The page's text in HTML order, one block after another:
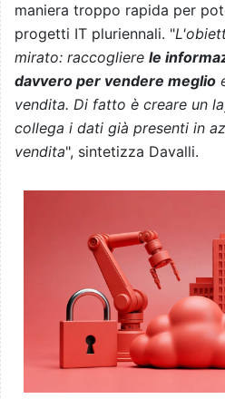
maniera troppo rapida per
progetti IT pluriennali. "
mirato: raccogliere le
davvero per vendere meglio
vendita. Di fatto è creare un
collega i dati già presenti in
vendita", sintetizza Davalli.